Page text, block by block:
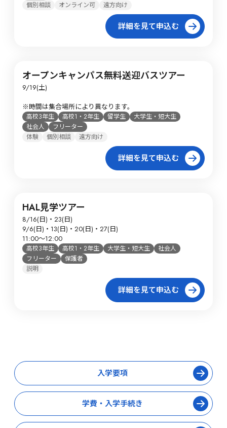
個別相談
オンライン可 遠方向け
詳細を見て申込む
オープンキャンパス無料送迎バスツアー
9/19(土)
※時間は集合場所により異なります。
高校3年生 高校1・2年生 留学生
大学生・短大生
社会人
フリーター
体験
個別相談 遠方向け
詳細を見て申込む
HAL見学ツアー
8/16(日)・23(日)
9/6(日)・13(日)・20(日)・27(日)
11:00～12:00
高校3年生 高校1・2年生 大学生・短大生
社会人
フリーター
保護者
説明
詳細を見て申込む
入学要項
学費・入学手続き